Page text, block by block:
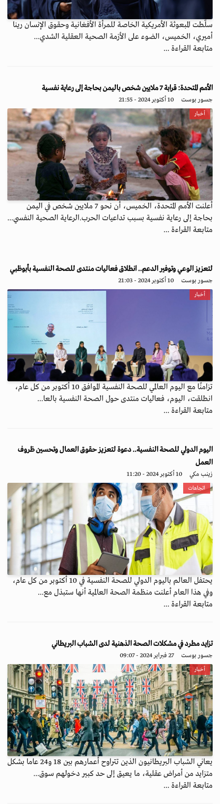
سلّطت المبعوثة الأمريكية الخاصة للمرأة الأفغانية وحقوق الإنسان رينا
أميري، الخميس، الضوء على الأزمة الصحية العقلية الشدي...
متابعة القراءة ...
الأمم المتحدة: قرابة 7 ملايين شخص باليمن بحاجة إلى رعاية نفسية
جسور بوست 10 أكتوبر 2024 - 21:55
أخبار
أعلنت الأمم المتحدة، الخميس، أن نحو 7 ملايين شخص في اليمن
بحاجة إلى رعاية نفسية بسبب تداعيات الحرب.الرعاية الصحية النفسي...
متابعة القراءة ...
لتعزيز الوعي وتوفير الدعم.. انطلاق فعاليات منتدى للصحة النفسية بأبوظبي
جسور بوست 10 أكتوبر 2024 - 21:03
أخبار
تزامنًا مع اليوم العالمي للصحة النفسية الموافق 10 أكتوبر من كل عام،
انطلقت، اليوم، فعاليات منتدى حول الصحة النفسية بالعا...
متابعة القراءة ...
اليوم الدولي للصحة النفسية.. دعوة لتعزيز حقوق العمال وتحسين ظروف
العمل
زينب مكي 10 أكتوبر 2024 - 11:20
اتجاهات
يحتفل العالم باليوم الدولي للصحة النفسية في 10 أكتوبر من كل عام،
وفي هذا العام أعلنت منظمة الصحة العالمية أنها ستبذل مع...
متابعة القراءة ...
تزايد مطرد في مشكلات الصحة الذهنية لدى الشباب البريطاني
جسور بوست 27 فبراير 2024 - 09:07
أخبار
يعاني الشباب البريطانيون الذين تتراوح أعمارهم بين 18 و24 عاما بشكل
متزايد من أمراض عقلية، ما يعيق إلى حد كبير دخولهم سوق...
متابعة القراءة ...